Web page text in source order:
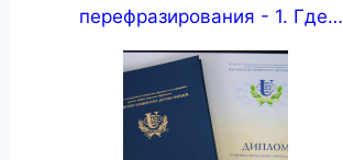
перефразирования - 1. Где…